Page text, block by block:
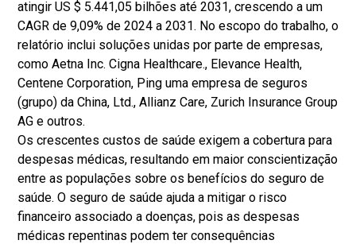
atingir US $ 5.441,05 bilhões até 2031, crescendo a um
CAGR de 9,09% de 2024 a 2031. No escopo do trabalho, o
relatório inclui soluções unidas por parte de empresas,
como Aetna Inc. Cigna Healthcare., Elevance Health,
Centene Corporation, Ping uma empresa de seguros
(grupo) da China, Ltd., Allianz Care, Zurich Insurance Group
AG e outros.
Os crescentes custos de saúde exigem a cobertura para
despesas médicas, resultando em maior conscientização
entre as populações sobre os benefícios do seguro de
saúde. O seguro de saúde ajuda a mitigar o risco
financeiro associado a doenças, pois as despesas
médicas repentinas podem ter consequências